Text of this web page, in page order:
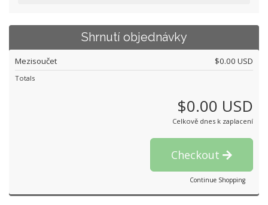
Shrnutí objednávky
Mezisoučet $0.00 USD
Totals
$0.00 USD
Celkově dnes k zaplacení
Checkout
Continue Shopping